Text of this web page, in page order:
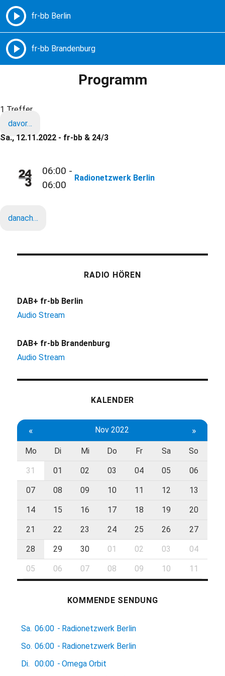
Freie Radios – Berlin Brandenburg
Programm
1 Treffer
davor…
Sa., 12.11.2022 - fr-bb & 24/3
06:00 -
06:00
Radionetzwerk Berlin
danach…
RADIO HÖREN
DAB+ fr-bb Berlin
Audio Stream
DAB+ fr-bb Brandenburg
Audio Stream
KALENDER
« Nov 2022 »
Mo Di Mi Do Fr Sa So
31 01 02 03 04 05 06
07 08 09 10 11 12 13
14 15 16 17 18 19 20
21 22 23 24 25 26 27
28 29 30 01 02 03 04
05 06 07 08 09 10 11
KOMMENDE SENDUNG
Sa. 06:00 - Radionetzwerk Berlin
So. 06:00 - Radionetzwerk Berlin
Di.
00:00 - Omega Orbit